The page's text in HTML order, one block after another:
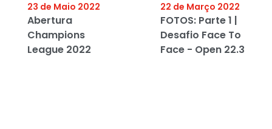
23 de Maio 2022
Abertura
Champions
League 2022
22 de Março 2022
FOTOS: Parte 1 |
Desafio Face To
Face - Open 22.3